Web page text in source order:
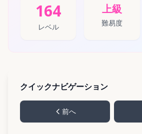
164
レベル
上級
難易度
クイックナビゲーション
前へ